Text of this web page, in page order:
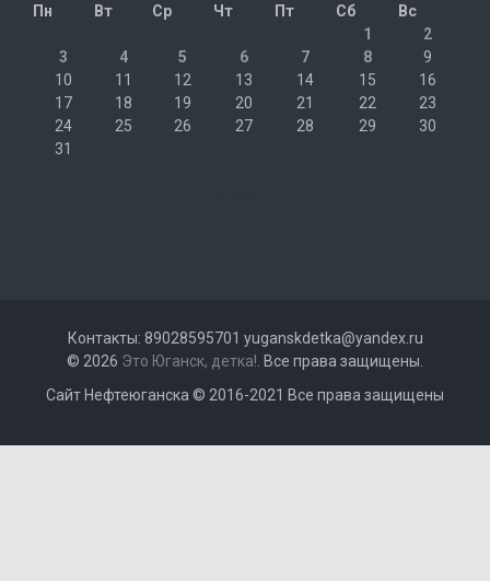
Пн
Вт Ср Чт Пт Сб
Вс
1
2
3
4 5 6 7 8
9
10
11 12 13 14 15
16
17
18 19 20 21 22
23
24
25 26 27 28 29
30
31
Контакты: 89028595701 yuganskdetka@yandex.ru
© 2026 Это Юганск, детка! . Все права защищены.
Сайт Нефтеюганска © 2016-2021 Все права защищены